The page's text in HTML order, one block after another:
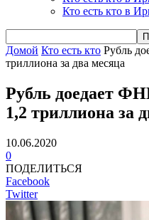
Кто есть кто в
Домой Кто есть кто Рубль
триллиона за два месяца
Рубль доедает
1,2 триллиона за
10.06.2020
0
ПОДЕЛИТЬСЯ
Facebook
Twitter